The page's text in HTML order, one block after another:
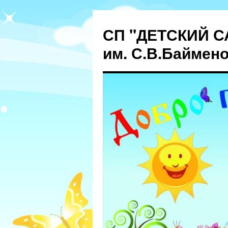
СП "ДЕТСКИЙ
им.